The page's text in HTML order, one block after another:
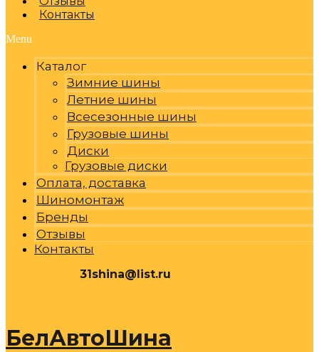
Контакты
Menu
Каталог
Зимние шины
Летние шины
Всесезонные шины
Грузовые шины
Диски
Грузовые диски
Оплата, доставка
Шиномонтаж
Бренды
Отзывы
Контакты
31shina@list.ru
БелАвтоШина